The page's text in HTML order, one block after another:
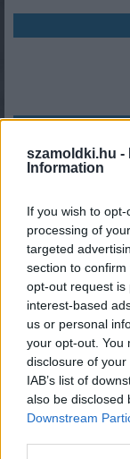
szamoldki.hu -
Information
If you wish to
processing of
targeted
section to
opt-out request is
interest-based
us or personal
your opt-out. You
disclosure of
IAB’s list of
also be disclosed
Downstream
Válaszd ki a
szövegedet a
Szeretlek! Nem
Te vagy az, aki
Drága Nagyikám!
Boldog Anyák